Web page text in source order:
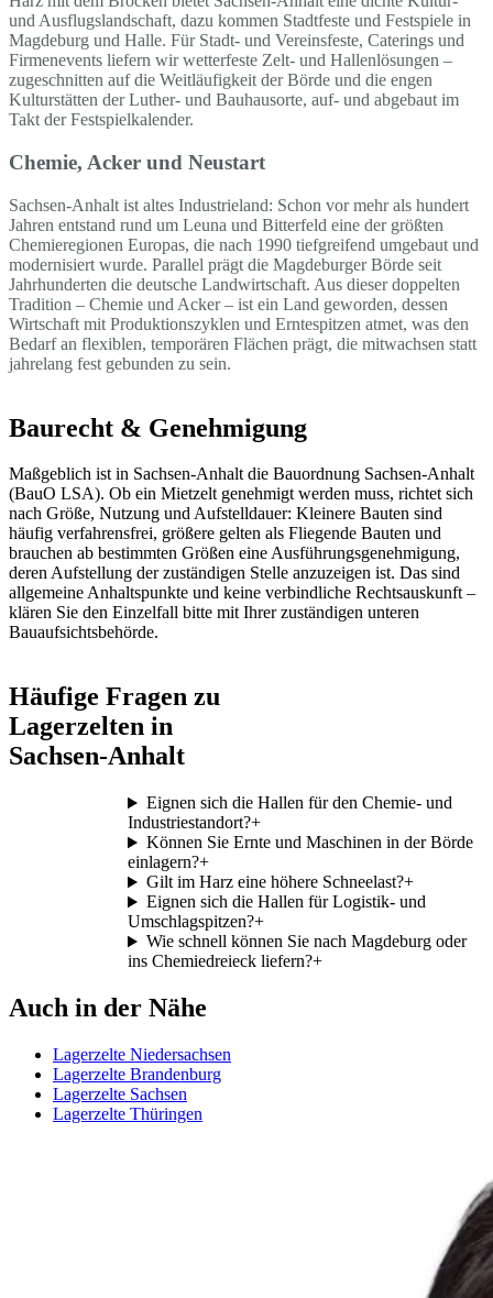
und Ausflugslandschaft, dazu kommen Stadtfeste und Festspiele in
Magdeburg und Halle. Für Stadt- und Vereinsfeste, Caterings und
Firmenevents liefern wir wetterfeste Zelt- und Hallenlösungen –
zugeschnitten auf die Weitläufigkeit der Börde und die engen
Kulturstätten der Luther- und Bauhausorte, auf- und abgebaut im
Takt der Festspielkalender.
Chemie, Acker und Neustart
Sachsen-Anhalt ist altes Industrieland: Schon vor mehr als hundert
Jahren entstand rund um Leuna und Bitterfeld eine der größten
Chemieregionen Europas, die nach 1990 tiefgreifend umgebaut und
modernisiert wurde. Parallel prägt die Magdeburger Börde seit
Jahrhunderten die deutsche Landwirtschaft. Aus dieser doppelten
Tradition – Chemie und Acker – ist ein Land geworden, dessen
Wirtschaft mit Produktionszyklen und Erntespitzen atmet, was den
Bedarf an flexiblen, temporären Flächen prägt, die mitwachsen statt
jahrelang fest gebunden zu sein.
Baurecht & Genehmigung
Maßgeblich ist in Sachsen-Anhalt die Bauordnung Sachsen-Anhalt
(BauO LSA). Ob ein Mietzelt genehmigt werden muss, richtet sich
nach Größe, Nutzung und Aufstelldauer: Kleinere Bauten sind
häufig verfahrensfrei, größere gelten als Fliegende Bauten und
brauchen ab bestimmten Größen eine Ausführungsgenehmigung,
deren Aufstellung der zuständigen Stelle anzuzeigen ist. Das sind
allgemeine Anhaltspunkte und keine verbindliche Rechtsauskunft –
klären Sie den Einzelfall bitte mit Ihrer zuständigen unteren
Bauaufsichtsbehörde.
Häufige Fragen zu
Lagerzelten in
Sachsen-Anhalt
Eignen sich die Hallen für den Chemie- und
Industriestandort?+
Können Sie Ernte und Maschinen in der Börde
einlagern?+
Gilt im Harz eine höhere Schneelast?+
Eignen sich die Hallen für Logistik- und
Umschlagspitzen?+
Wie schnell können Sie nach Magdeburg oder
ins Chemiedreieck liefern?+
Auch in der Nähe
Lagerzelte Niedersachsen
Lagerzelte Brandenburg
Lagerzelte Sachsen
Lagerzelte Thüringen